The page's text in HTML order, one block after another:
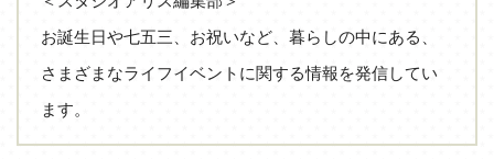
お誕生日や七五三、お祝いなど、暮らしの中にある、
さまざまなライフイベントに関する情報を発信してい
ます。